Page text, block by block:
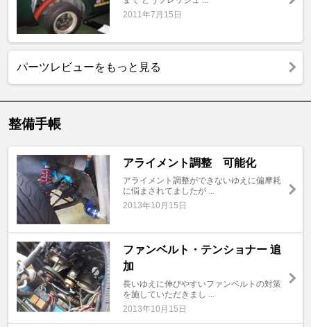
2011年7月15日
パーツレビューをもっと見る
整備手帳
アライメント調整 可能化
アライメント調整ができないゆえに偏摩耗
に悩まされてましたが ...
2013年10月15日
ファンベルト・テンショナー 追
加
長いゆえに伸びやすいファンベルトの対策
を施していただきまし ...
2013年10月15日